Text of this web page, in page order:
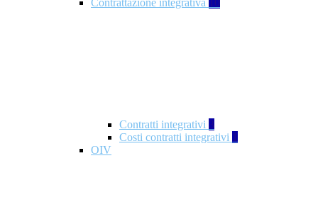
Contrattazione integrativa 10
Contratti integrativi 3
Costi contratti integrativi 1
OIV